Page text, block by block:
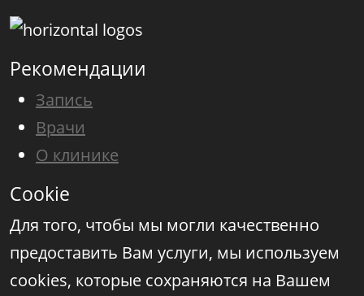
Рекомендации
Запись
Врачи
О клинике
Cookie
Для того, чтобы мы могли качественно
предоставить Вам услуги, мы используем
cookies, которые сохраняются на Вашем